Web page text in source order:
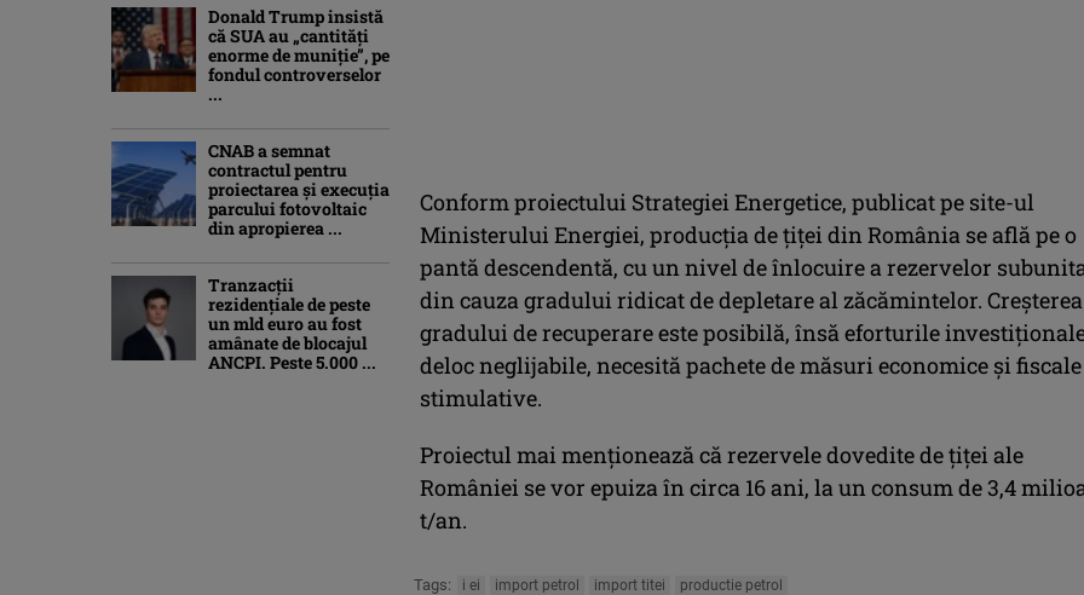
Conform proiectului Strategiei Energetice, publicat pe site-ul
Ministerului Energiei, producţia de ţiţei din România se află pe o
pantă descendentă, cu un nivel de înlocuire a rezervelor
din cauza gradului ridicat de depletare al zăcămintelor. Creşterea
gradului de recuperare este posibilă, însă eforturile
deloc neglijabile, necesită pachete de măsuri economice şi fiscale
stimulative.
Proiectul mai menţionează că rezervele dovedite de ţiţei ale
României se vor epuiza în circa 16 ani, la un consum de 3,4
t/an.
Tags: i ei import petrol import titei productie petrol
Donald Trump insistă
că SUA au „cantităţi
enorme de muniţie”, pe
fondul controverselor
...
CNAB a semnat
contractul pentru
proiectarea şi execuţia
parcului fotovoltaic
din apropierea ...
Tranzacții
rezidențiale de peste
un mld euro au fost
amânate de blocajul
ANCPI. Peste 5.000 ...